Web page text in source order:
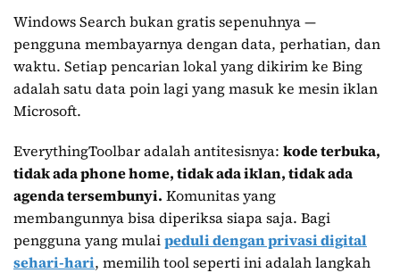
Windows Search bukan gratis sepenuhnya —
pengguna membayarnya dengan data, perhatian, dan
waktu. Setiap pencarian lokal yang dikirim ke Bing
adalah satu data poin lagi yang masuk ke mesin iklan
Microsoft.
EverythingToolbar adalah antitesisnya: kode terbuka,
tidak ada phone home, tidak ada iklan, tidak ada
agenda tersembunyi. Komunitas yang
membangunnya bisa diperiksa siapa saja. Bagi
pengguna yang mulaipeduli dengan privasi digital
sehari-hari, memilih tool seperti ini adalah langkah